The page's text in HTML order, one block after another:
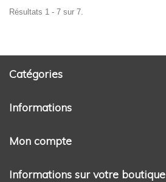
Résultats 1 - 7 sur 7.
Catégories
Informations
Mon compte
Informations sur votre boutique